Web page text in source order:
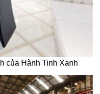
của Hành Tinh Xanh